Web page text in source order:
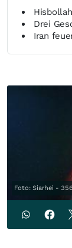
Drei
Iran
Foto: Siarhei -